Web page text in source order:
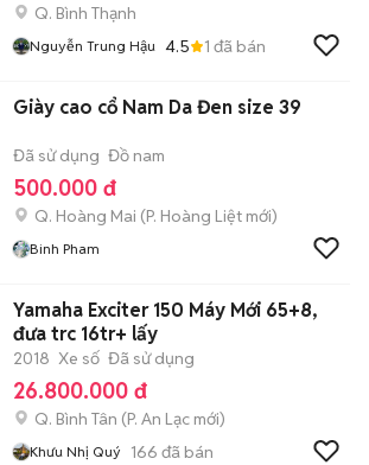
Q. Bình Thạnh
Nguyễn Trung Hậu 4.5 1 đã bán
Giày cao cổ Nam Da Đen size 39
Đã sử dụng Đồ nam
500.000 đ
Q. Hoàng Mai (P. Hoàng Liệt mới)
Binh Pham
Yamaha Exciter 150 Máy Mới 65+8,
đưa trc 16tr+ lấy
2018 Xe số Đã sử dụng
26.800.000 đ
Q. Bình Tân (P. An Lạc mới)
Khưu Nhị Quý 166 đã bán